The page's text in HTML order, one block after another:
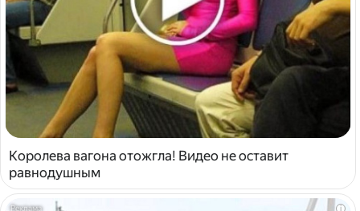
Королева вагона отожгла! Видео не оставит
равнодушным
i